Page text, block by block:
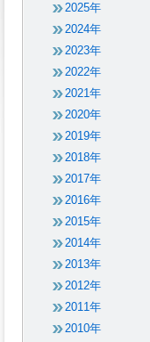
2025年
2024年
2023年
2022年
2021年
2020年
2019年
2018年
2017年
2016年
2015年
2014年
2013年
2012年
2011年
2010年